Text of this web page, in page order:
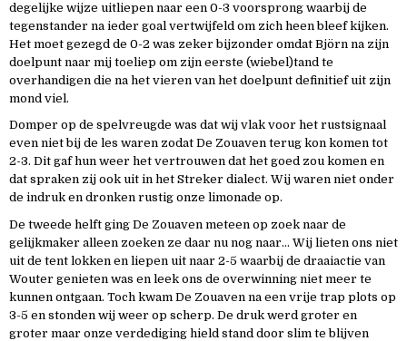
degelijke wijze uitliepen naar een 0-3 voorsprong waarbij de
tegenstander na ieder goal vertwijfeld om zich heen bleef kijken.
Het moet gezegd de 0-2 was zeker bijzonder omdat Björn na zijn
doelpunt naar mij toeliep om zijn eerste (wiebel)tand te
overhandigen die na het vieren van het doelpunt definitief uit zijn
mond viel.
Domper op de spelvreugde was dat wij vlak voor het rustsignaal
even niet bij de les waren zodat De Zouaven terug kon komen tot
2-3. Dit gaf hun weer het vertrouwen dat het goed zou komen en
dat spraken zij ook uit in het Streker dialect. Wij waren niet onder
de indruk en dronken rustig onze limonade op.
De tweede helft ging De Zouaven meteen op zoek naar de
gelijkmaker alleen zoeken ze daar nu nog naar… Wij lieten ons niet
uit de tent lokken en liepen uit naar 2-5 waarbij de draaiactie van
Wouter genieten was en leek ons de overwinning niet meer te
kunnen ontgaan. Toch kwam De Zouaven na een vrije trap plots op
3-5 en stonden wij weer op scherp. De druk werd groter en
groter maar onze verdediging hield stand door slim te blijven